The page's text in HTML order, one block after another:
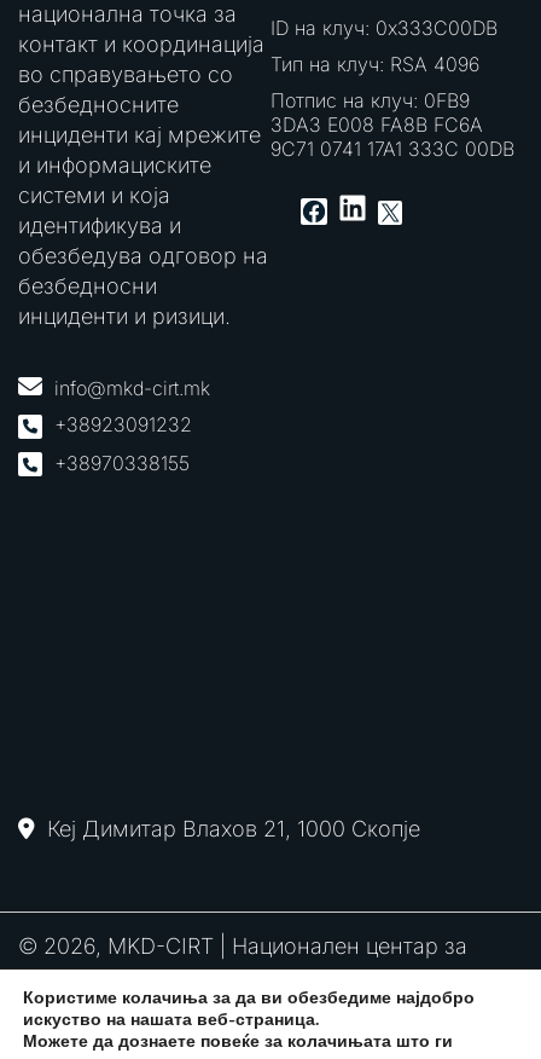
Користиме колачиња за да ви обезбедиме најдобро
искуство на нашата веб-страница.
Можете да дознаете повеќе за колачињата што ги
национална точка за
контакт и координација
во справувањето со
безбедносните
инциденти кај мрежите
и информациските
системи и која
идентификува и
обезбедува одговор на
безбедносни
инциденти и ризици.
info@mkd-cirt.mk
+38923091232
+38970338155
ID на клуч: 0x333C00DB
Тип на клуч: RSA 4096
Потпис на клуч: 0FB9
3DA3 E008 FA8B FC6A
9C71 0741 17A1 333C 00DB
Facebook
LinkedIn
X
Кеј Димитар Влахов 21, 1000 Скопје
© 2026, MKD-CIRT | Национален центар за
одговор на компјутерски инциденти
PGP
потпис
RFC2350 Политика за привантост